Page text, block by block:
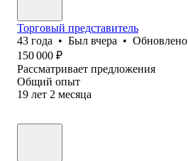
Торговый представитель
43 года • Был вчера • Обновлено
150 000 ₽
Рассматривает предложения
Общий опыт
19 лет 2 месяца